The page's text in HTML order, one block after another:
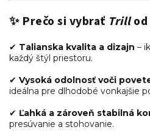
✨ Prečo si vybrať Trillod
✔ Talianska kvalita a dizajn –
každý štýl priestoru.
✔ Vysoká odolnosť voči
ideálna pre dlhodobé vonkajšie
✔ Ľahká a zároveň stabilná
presúvanie a stohovanie.